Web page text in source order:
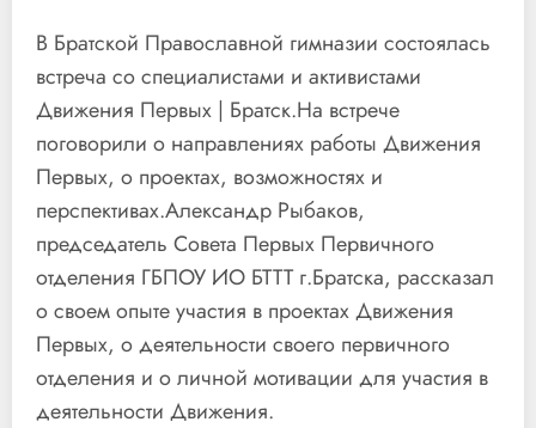
В Братской Православной гимназии состоялась
встреча со специалистами и активистами
Движения Первых | Братск.На встрече
поговорили о направлениях работы Движения
Первых, о проектах, возможностях и
перспективах.Александр Рыбаков,
председатель Совета Первых Первичного
отделения ГБПОУ ИО БТТТ г.Братска, рассказал
о своем опыте участия в проектах Движения
Первых, о деятельности своего первичного
отделения и о личной мотивации для участия в
деятельности Движения.